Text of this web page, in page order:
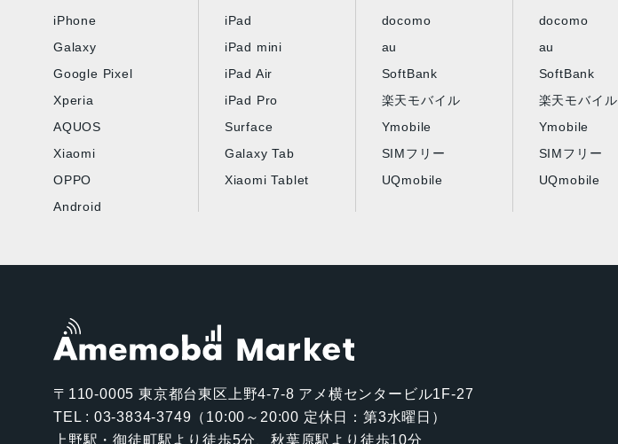
iPhone
Galaxy
Google Pixel
Xperia
AQUOS
Xiaomi
OPPO
Android
iPad
iPad mini
iPad Air
iPad Pro
Surface
Galaxy Tab
Xiaomi Tablet
docomo
au
SoftBank
楽天モバイル
Ymobile
SIMフリー
UQmobile
docomo
au
SoftBank
楽天モバイル
Ymobile
SIMフリー
UQmobile
〒110-0005 東京都台東区上野4-7-8 アメ横センタービル1F-27
TEL : 03-3834-3749（10:00～20:00 定休日：第3水曜日）
上野駅・御徒町駅より徒歩5分、秋葉原駅より徒歩10分